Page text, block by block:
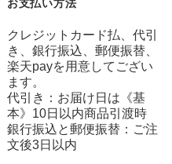
お支払い方法
クレジットカード払、代引
き、銀行振込、郵便振替、
楽天payを用意してござい
ます。
代引き：お届け日は《基
本》10日以内商品引渡時
銀行振込と郵便振替：ご注
文後3日以内